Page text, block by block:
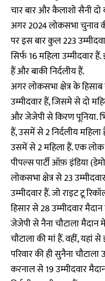
चार बार और कैलाशो सैनी
अगर 2024 लोकसभा चुनाव
पर इस बार कुल 223
सिर्फ 16 महिला उम्मीदवार
हैं और बाकी निर्दलीय हैं.
अगर लोकसभा क्षेत्र के
उम्मीदवार हैं, जिसमे से दो
और जेजेपी से किरण पूनिया.
हैं, उसमें से 2 निर्दलीय महिला
उसमें से 2 महिला हैं. एक लोक
पीपल्स पार्टी ऑफ़ इंडिया
लोकसभा क्षेत्र से 23
उम्मीदवार हैं. जो राइट टू
हिसार से 28 उम्मीदवार
जेजेपी से नैना चौटाला मैदान
चौटाला की मां हैं. वहीं, यहां
परिवार की ही सुनैना चौटाला
करनाल से 19 उम्मीदवार